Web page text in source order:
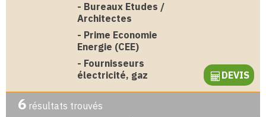
- Bureaux Etudes /
Architectes
- Prime Economie
Energie (CEE)
- Fournisseurs
électricité, gaz
DEVIS
6 résultats trouvés